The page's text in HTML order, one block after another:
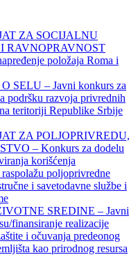
ZA SOCIJALNU
RAVNOPRAVNOST
položaja Roma i
SELU – Javni konkurs za
podršku razvoja privrednih
teritoriji Republike Srbije
ZA POLJOPRIVREDU,
– Konkurs za dodelu
korišćenja
poljoprivredne
i savetodavne službe i
SREDINE – Javni
finansiranje realizacije
i očuvanja predeonog
kao prirodnog resursa